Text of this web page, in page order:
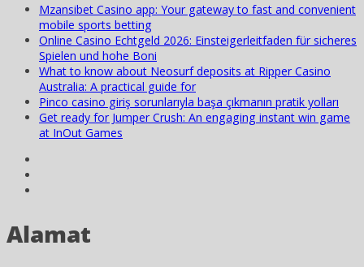
Mzansibet Casino app: Your gateway to fast and convenient
mobile sports betting
Online Casino Echtgeld 2026: Einsteigerleitfaden für sicheres
Spielen und hohe Boni
What to know about Neosurf deposits at Ripper Casino
Australia: A practical guide for
Pinco casino giriş sorunlarıyla başa çıkmanın pratik yolları
Get ready for Jumper Crush: An engaging instant win game
at InOut Games
Alamat